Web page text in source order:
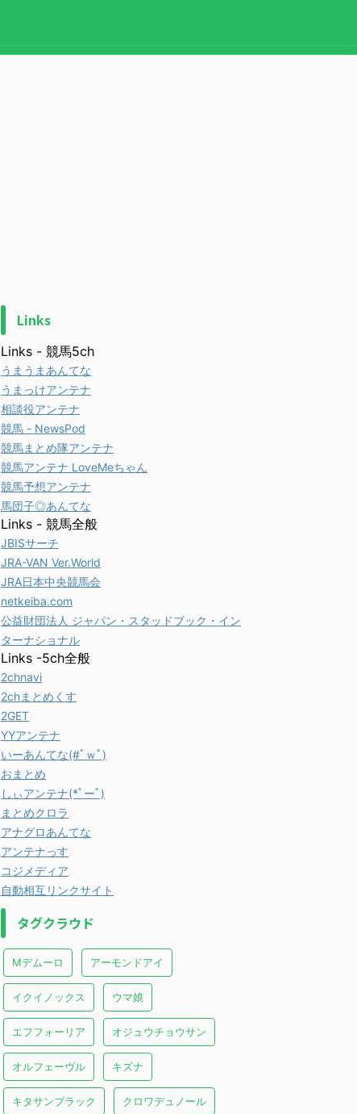
Links
Links - 競馬5ch
うまうまあんてな
うまっけアンテナ
相談役アンテナ
競馬 - NewsPod
競馬まとめ隊アンテナ
競馬アンテナ LoveMeちゃん
競馬予想アンテナ
馬団子◎あんてな
Links - 競馬全般
JBISサーチ
JRA-VAN Ver.World
JRA日本中央競馬会
netkeiba.com
公益財団法人 ジャパン・スタッドブック・イン
ターナショナル
Links -5ch全般
2chnavi
2chまとめくす
2GET
YYアンテナ
いーあんてな(#ﾟｗﾟ)
おまとめ
しぃアンテナ(*ﾟーﾟ)
まとめクロラ
アナグロあんてな
アンテナっす
コジメディア
自動相互リンクサイト
タグクラウド
Mデムーロ アーモンドアイ
イクイノックス ウマ娘
エフフォーリア オジュウチョウサン
オルフェーヴル キズナ
キタサンブラック クロワデュノール